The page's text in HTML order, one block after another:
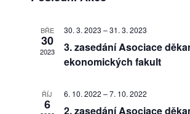
datum.
BŘE
30
2023
30. 3. 2023 –31. 3. 2023
3. zasedání Asociace
ekonomických fakult
ŘÍJ
6
6. 10. 2022 –7. 10. 2022
2. zasedání Asociace